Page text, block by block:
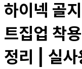
하이넥 골
트집업 착
정리 | 실사